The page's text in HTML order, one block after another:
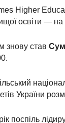
Higher
освіти — на
знову став
України
поспіль